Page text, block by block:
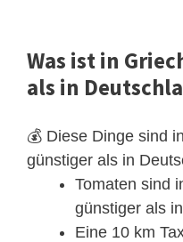
Was ist in
als in
💰 Diese Dinge sind
günstiger als in
Tomaten sind
günstiger als
Eine 10 km